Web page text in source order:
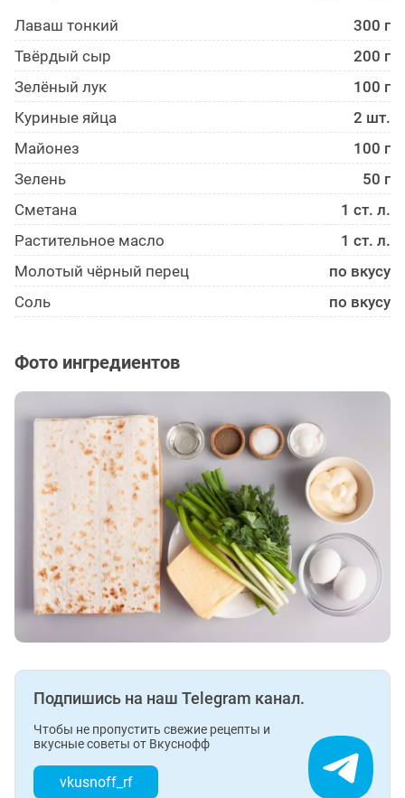
Лаваш тонкий
300 г
Твёрдый сыр
200 г
Зелёный лук
100 г
Куриные яйца
2 шт.
Майонез
100 г
Зелень
50 г
Сметана
1 ст. л.
Растительное масло
1 ст. л.
Молотый чёрный перец
по вкусу
Соль
по вкусу
Фото ингредиентов
Подпишись на наш Telegram канал.
Чтобы не пропустить свежие рецепты и
вкусные советы от Вкуснофф
vkusnoff_rf